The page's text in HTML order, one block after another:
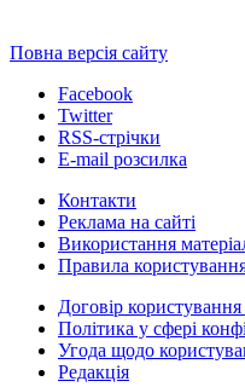
Повна версія сайту
Facebook
Twitter
RSS-стрічки
E-mail розсилка
Контакти
Реклама на сайті
Використання
Правила
Договір
Політика у сфері
Угода щодо
Редакція